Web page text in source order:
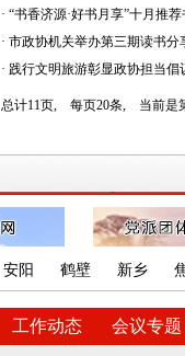
· “书香济源·好书月享”十月推
· 市政协机关举办第三期读书分
· 践行文明旅游彰显政协担当倡
总计11页, 每页20条, 当前
安阳 鹤壁 新乡
工作动态 会议专题